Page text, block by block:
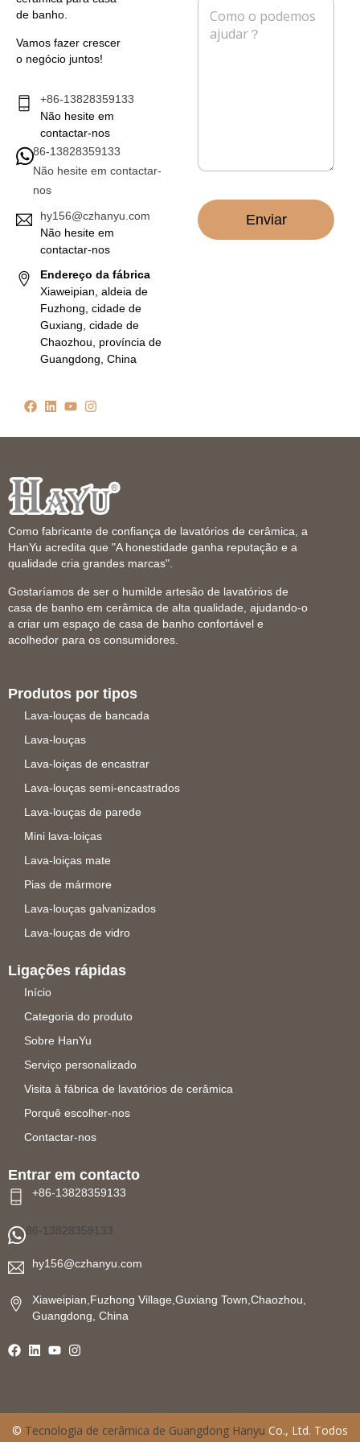
de banho.
Vamos fazer crescer
o negócio juntos!
+86-13828359133
Não hesite em
contactar-nos
86-13828359133
Não hesite em contactar-
nos
hy156@czhanyu.com
Não hesite em
contactar-nos
Endereço da fábrica
Xiaweipian, aldeia de
Fuzhong, cidade de
Guxiang, cidade de
Chaozhou, província de
Guangdong, China
c
o
n
Enviar
Como fabricante de confiança de lavatórios de cerâmica, a
HanYu acredita que "A honestidade ganha reputação e a
qualidade cria grandes marcas".
Gostaríamos de ser o humilde artesão de lavatórios de
casa de banho em cerâmica de alta qualidade, ajudando-o
a criar um espaço de casa de banho confortável e
acolhedor para os consumidores.
Produtos por tipos
Lava-louças de bancada
Lava-louças
Lava-loiças de encastrar
Lava-louças semi-encastrados
Lava-louças de parede
Mini lava-loiças
Lava-loiças mate
Pias de mármore
Lava-louças galvanizados
Lava-louças de vidro
Ligações rápidas
Início
Categoria do produto
Sobre HanYu
Serviço personalizado
Visita à fábrica de lavatórios de cerâmica
Porquê escolher-nos
Contactar-nos
Entrar em contacto
+86-13828359133
86-13828359133
hy156@czhanyu.com
Xiaweipian,Fuzhong Village,Guxiang Town,Chaozhou,
Guangdong, China
© Tecnologia de cerâmica de Guangdong Hanyu Co., Ltd. Todos